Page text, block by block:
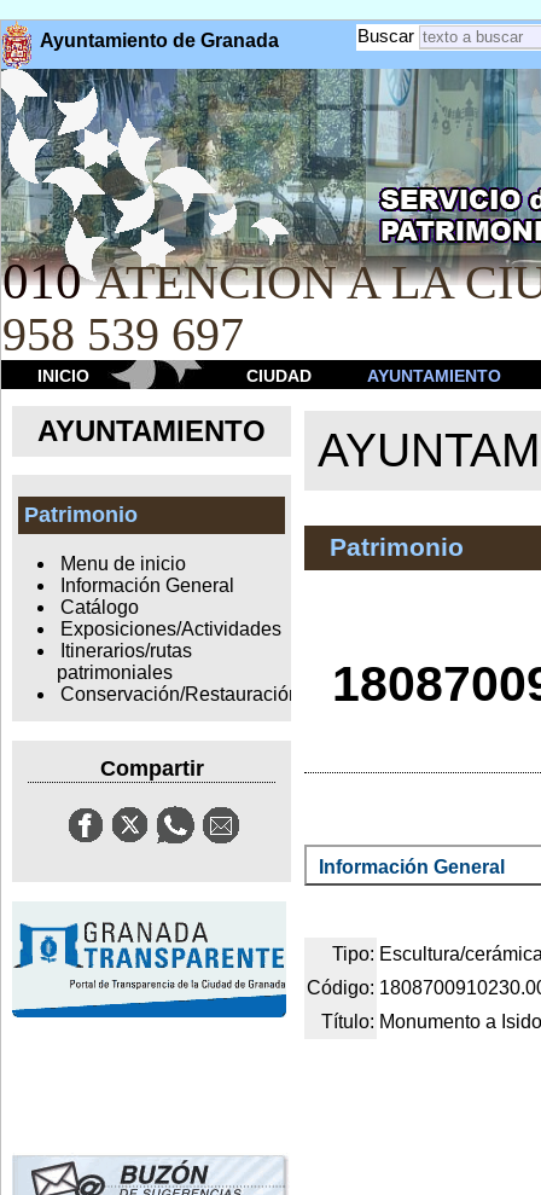
Ayuntamiento de Granada Buscar
010 ATENCION A LA
958 539 697
INICIO CIUDAD AYUNTAMIENTO
AYUNTAMIENTO
Patrimonio
Menu de inicio
Información General
Catálogo
Exposiciones/Actividades
Itinerarios/rutas
patrimoniales
Conservación/Restauración
Compartir
Patrimonio
Información General
Tipo: Escultura/
Código:
Título: Monumento a